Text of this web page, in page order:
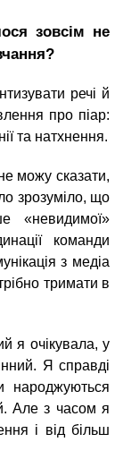
зовсім не
речі й
про піар:
та натхнення.
можу сказати,
зрозуміло, що
«невидимої»
команди
з медіа
тримати в
я очікувала, у
Я справді
народжуються
Але з часом я
і від більш